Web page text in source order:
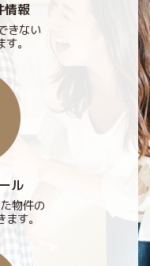
情報
きない
。
ル
物件の
す。